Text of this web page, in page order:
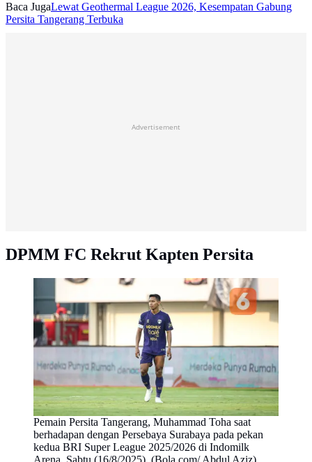
Baca JugaLewat Geothermal League 2026, Kesempatan Gabung
Persita Tangerang Terbuka
Advertisement
DPMM FC Rekrut Kapten Persita
Pemain Persita Tangerang, Muhammad Toha saat
berhadapan dengan Persebaya Surabaya pada pekan
kedua BRI Super League 2025/2026 di Indomilk
Arena, Sabtu (16/8/2025). (Bola.com/ Abdul Aziz)